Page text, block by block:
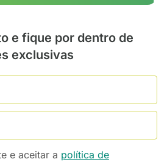
e fique por dentro de
exclusivas
e aceitar a política de